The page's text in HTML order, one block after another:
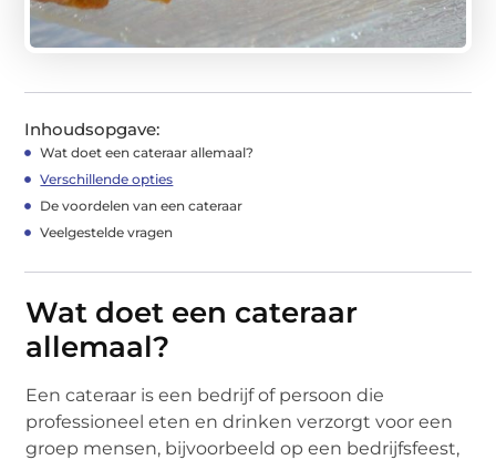
Inhoudsopgave:
Wat doet een cateraar allemaal?
Verschillende opties
De voordelen van een cateraar
Veelgestelde vragen
Wat doet een cateraar
allemaal?
Een cateraar is een bedrijf of persoon die
professioneel eten en drinken verzorgt voor een
groep mensen, bijvoorbeeld op een bedrijfsfeest,